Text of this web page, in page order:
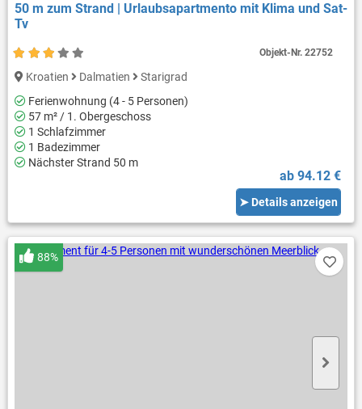
50 m zum Strand | Urlaubsapartmento mit Klima und Sat-
Tv
Kroatien Dalmatien
Starigrad
Ferienwohnung (4 - 5 Personen)
57 m² / 1. Obergeschoss
1 Schlafzimmer
1 Badezimmer
Nächster Strand 50 m
ab 94.12 €
➤ Details anzeigen
Objekt-Nr.22752
88%